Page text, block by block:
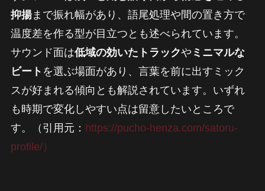
抑揚まで振れ幅があり、語尾処理や間の置き方で
温度差を作る型が目立つとも述べられています。
サウンド面は低域の効いたトラックや ミニマルな
ビート を選ぶ場面があり、言葉を前に出すミック
スが好まれる傾向とも解説されています。いずれ
も時期で変化しやすい点は留意したいところで
す。（引用元： https://pucho-henza.com/satoru-
profile/）